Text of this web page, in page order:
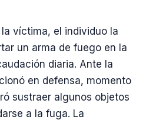
víctima, el individuo la
un arma de fuego en la
diaria. Ante la
en defensa, momento
sustraer algunos objetos
a la fuga. La